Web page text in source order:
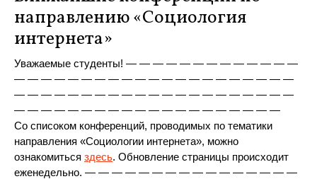
направлению «Социология
интернета»
Уважаемые студенты! — — — — — — — — — — — — —
— — — — — — — — — — — — — — — — — — — — —
— — — — — — — — — — — — — — — — — — — — —
— — — — — — — — — — — — — — — — — — — —
Со списоком конференций, проводимых по тематики
направления «Социологии интернета», можно
ознакомиться здесь. Обновление страницы происходит
еженедельно. — — — — — — — — — — — — — — — —